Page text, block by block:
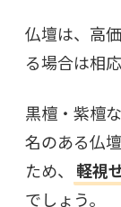
仏壇は、高
る場合は相
黒檀・紫檀
名のある仏
ため、
軽視
でしょう。